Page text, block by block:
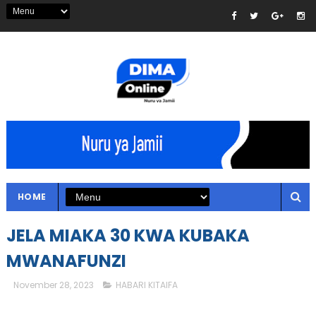
HOME
JELA MIAKA 30 KWA KUBAKA
MWANAFUNZI
November 28, 2023 HABARI KITAIFA